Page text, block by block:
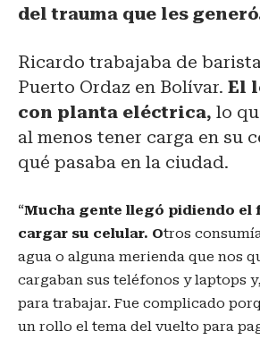
del trauma que les
Ricardo trabajaba de
Puerto Ordaz en Bolívar. El
con planta eléctrica, lo
al menos tener carga en su
qué pasaba en la ciudad.
“Mucha gente llegó pidiendo el
cargar su celular. Otros
agua o alguna merienda que nos
cargaban sus teléfonos y laptops
para trabajar. Fue complicado
un rollo el tema del vuelto para